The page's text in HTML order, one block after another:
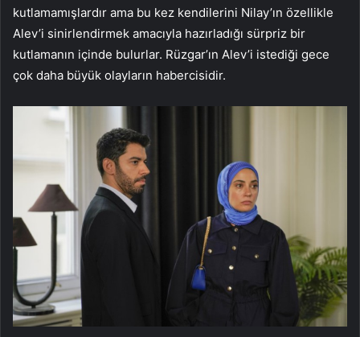
kutlamamışlardır ama bu kez kendilerini Nilay’ın özellikle
Alev’i sinirlendirmek amacıyla hazırladığı sürpriz bir
kutlamanın içinde bulurlar. Rüzgar’ın Alev’i istediği gece
çok daha büyük olayların habercisidir.